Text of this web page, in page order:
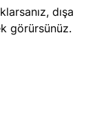
dışa
görürsünüz.